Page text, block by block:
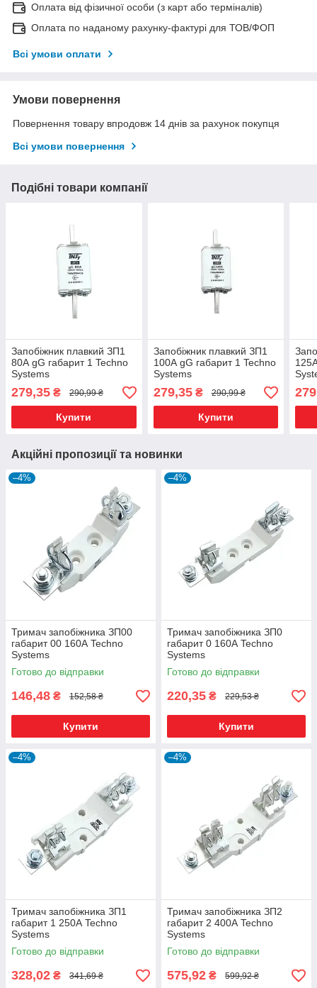
Оплата від фізичної особи (з карт або терміналів)
Оплата по наданому рахунку-фактурі для ТОВ/ФОП
Всі умови оплати
Умови повернення
Повернення товару впродовж 14 днів за рахунок покупця
Всі умови повернення
Подібні товари компанії
Запобіжник плавкий ЗП1
80А gG габарит 1 Techno
Systems
279,35 ₴ 290,99 ₴
Купити
Запобіжник плавкий ЗП1
100А gG габарит 1 Techno
Systems
279,35₴ 290,99 ₴
Купити
Акційні пропозиції та новинки
–4%
Тримач запобіжника ЗП00
габарит 00 160А Techno
Systems
Готово до відправки
146,48 ₴ 152,58 ₴
Купити
–4%
Тримач запобіжника ЗП0
габарит 0 160А Techno
Systems
Готово до відправки
220,35 ₴ 229,53 ₴
Купити
–4%
Тримач запобіжника ЗП1
габарит 1 250А Techno
Systems
Готово до відправки
328,02 ₴ 341,69 ₴
–4%
Тримач запобіжника ЗП2
габарит 2 400А Techno
Systems
Готово до відправки
575,92 ₴ 599,92 ₴